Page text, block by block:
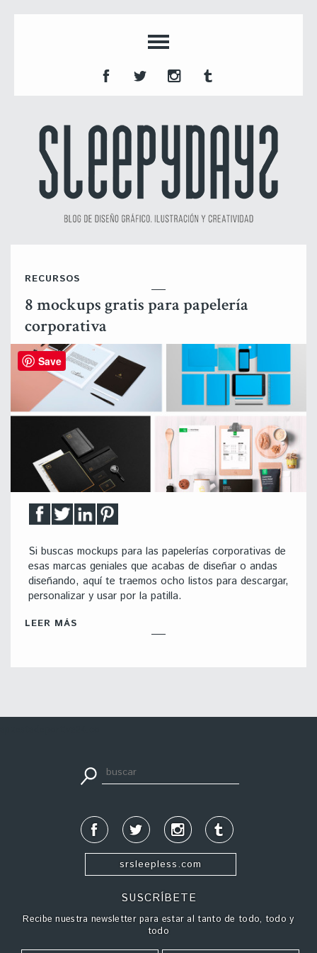
RECURSOS
8 mockups gratis para papelería
corporativa
Si buscas mockups para las papelerías corporativas de
esas marcas geniales que acabas de diseñar o andas
diseñando, aquí te traemos ocho listos para descargar,
personalizar y usar por la patilla.
LEER MÁS
srsleepless.com
SUSCRÍBETE
Recibe nuestra newsletter para estar al tanto de todo, todo y
todo
Save